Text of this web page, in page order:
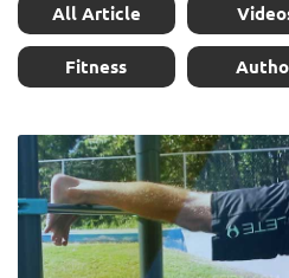
All Article
Fitness